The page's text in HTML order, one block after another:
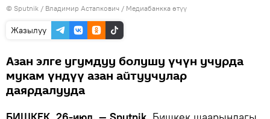
© Sputnik / Владимир Астапкович / Медиабанкка өтүү
Жазылуу
Азан элге угумдуу болушу үчүн учурда
мукам үндүү азан айтуучулар
даярдалууда